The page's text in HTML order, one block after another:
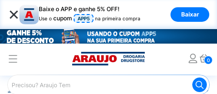
× Baixe o APP e ganhe 5% OFF!
Use o cupom APP5 na primeira compra
Baixar
0
Araujo Mercado Chá Matte Leão